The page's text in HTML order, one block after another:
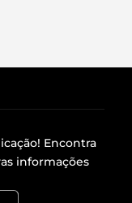
! Encontra
informações